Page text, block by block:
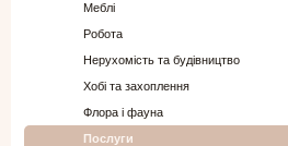
Меблі
Робота
Нерухомість та будівництво
Хобі та захоплення
Флора і фауна
Послуги